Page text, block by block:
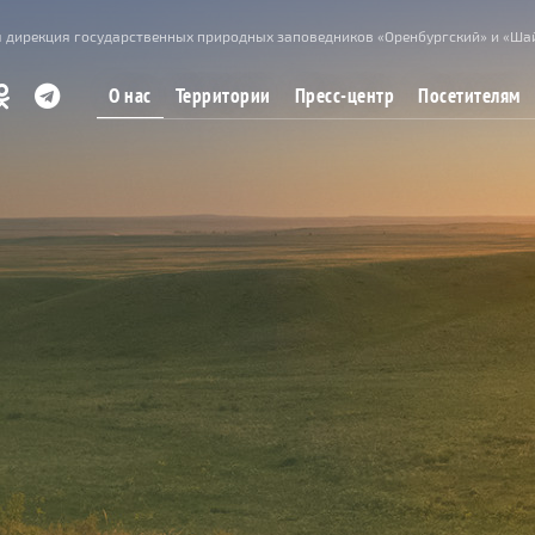
государственных природных заповедников «Оренбургский» и
О нас Территории Пресс-центр Посетителям